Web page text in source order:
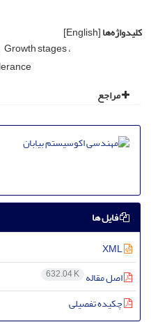
کلیدواژه‌ها[English]
Growth stages
مراجع
فایل ها
اصل مقاله 632.04 K
چکیده تفصیلی